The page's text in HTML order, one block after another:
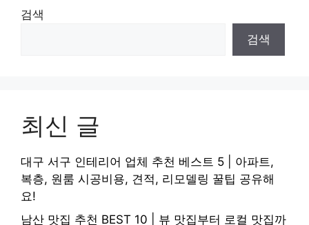
검색
검색
최신 글
대구 서구 인테리어 업체 추천 베스트 5 | 아파트,
복층, 원룸 시공비용, 견적, 리모델링 꿀팁 공유해
요!
남산 맛집 추천 BEST 10 | 뷰 맛집부터 로컬 맛집까